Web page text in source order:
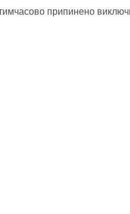
припинено